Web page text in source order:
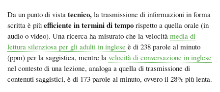
Da un punto di vista tecnico, la trasmissione di informazioni in forma
scritta è più efficiente in termini di tempo rispetto a quella orale (in
audio o video). Una ricerca ha misurato che la velocità media di
lettura silenziosa per gli adulti in inglese è di 238 parole al minuto
(ppm) per la saggistica, mentre la velocità di conversazione in inglese
nel contesto di una lezione, analoga a quella di trasmissione di
contenuti saggistici, è di 173 parole al minuto, ovvero il 28% più lenta.